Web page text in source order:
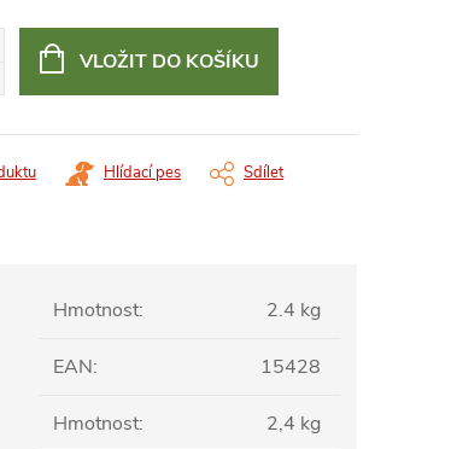
VLOŽIT DO KOŠÍKU
Hlídací pes Sdílet
Hmotnost: 2.4 kg
EAN: 15428
Hmotnost: 2,4 kg